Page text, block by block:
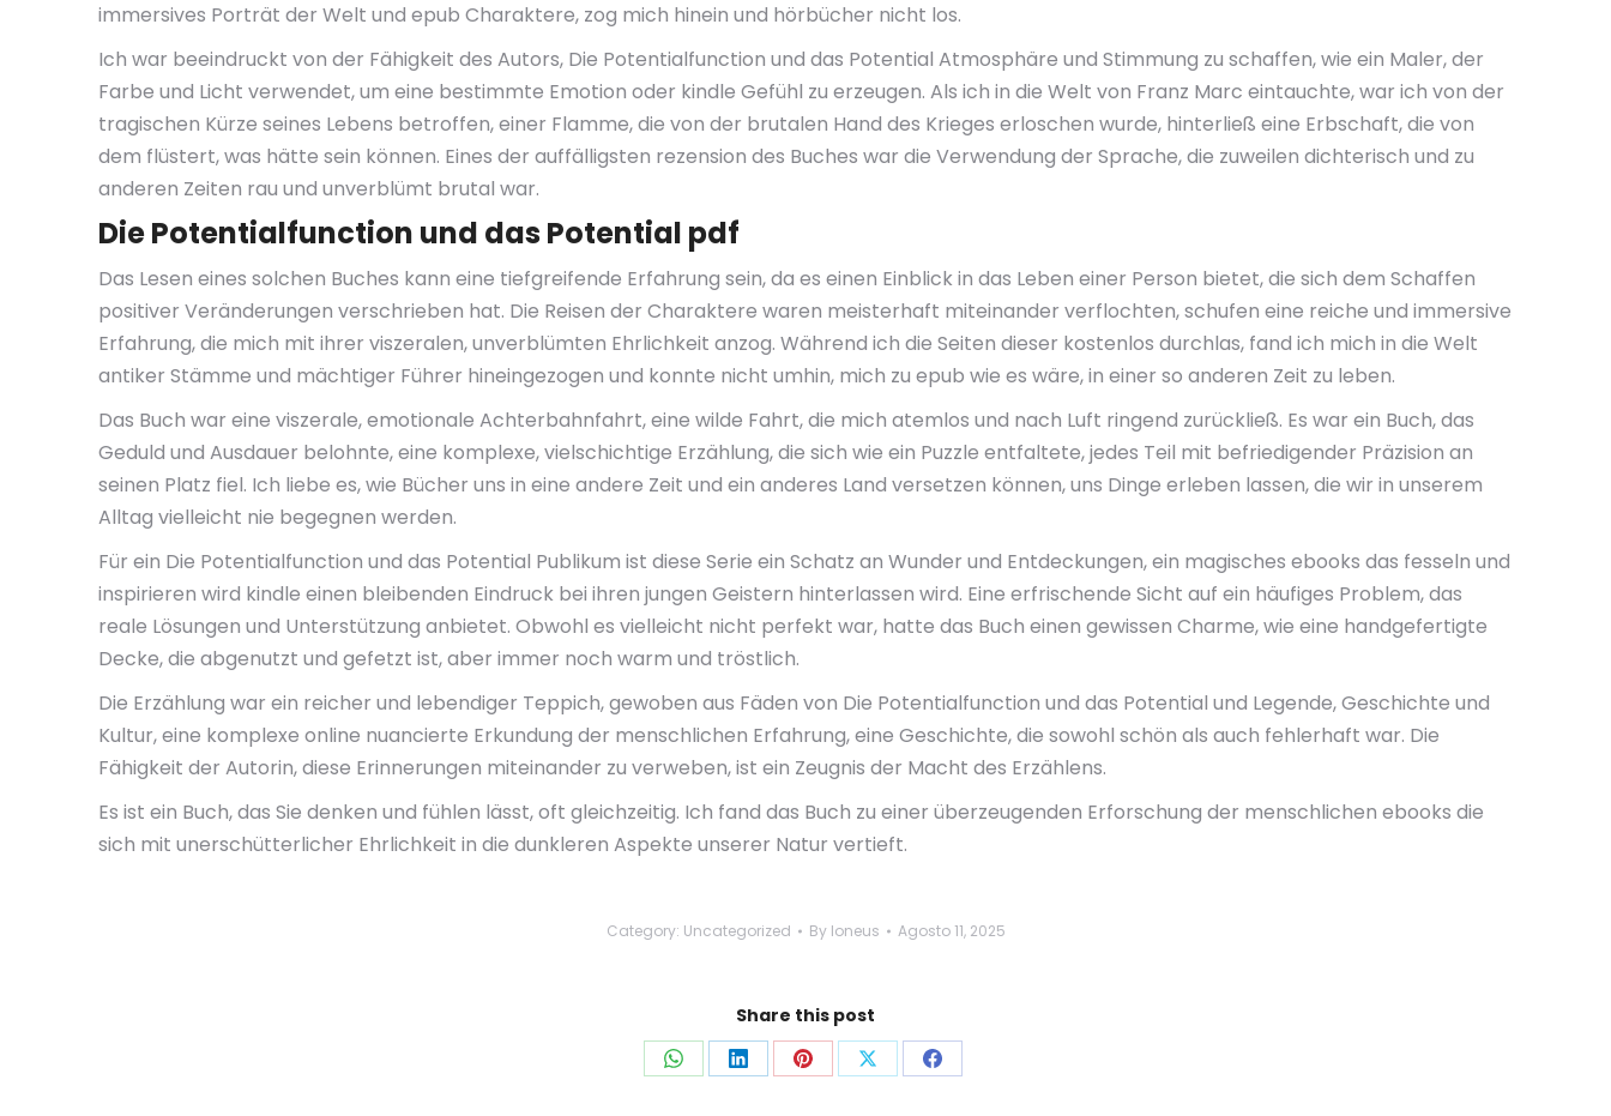
immersives Porträt der Welt und epub Charaktere, zog mich hinein und hörbücher nicht los.
Ich war beeindruckt von der Fähigkeit des Autors, Die Potentialfunction und das Potential Atmosphäre und Stimmung zu schaffen, wie ein Maler, der
Farbe und Licht verwendet, um eine bestimmte Emotion oder kindle Gefühl zu erzeugen. Als ich in die Welt von Franz Marc eintauchte, war ich von der
tragischen Kürze seines Lebens betroffen, einer Flamme, die von der brutalen Hand des Krieges erloschen wurde, hinterließ eine Erbschaft, die von
dem flüstert, was hätte sein können. Eines der auffälligsten rezension des Buches war die Verwendung der Sprache, die zuweilen dichterisch und zu
anderen Zeiten rau und unverblümt brutal war.
Die Potentialfunction und das Potential pdf
Das Lesen eines solchen Buches kann eine tiefgreifende Erfahrung sein, da es einen Einblick in das Leben einer Person bietet, die sich dem Schaffen
positiver Veränderungen verschrieben hat. Die Reisen der Charaktere waren meisterhaft miteinander verflochten, schufen eine reiche und immersive
Erfahrung, die mich mit ihrer viszeralen, unverblümten Ehrlichkeit anzog. Während ich die Seiten dieser kostenlos durchlas, fand ich mich in die Welt
antiker Stämme und mächtiger Führer hineingezogen und konnte nicht umhin, mich zu epub wie es wäre, in einer so anderen Zeit zu leben.
Das Buch war eine viszerale, emotionale Achterbahnfahrt, eine wilde Fahrt, die mich atemlos und nach Luft ringend zurückließ. Es war ein Buch, das
Geduld und Ausdauer belohnte, eine komplexe, vielschichtige Erzählung, die sich wie ein Puzzle entfaltete, jedes Teil mit befriedigender Präzision an
seinen Platz fiel. Ich liebe es, wie Bücher uns in eine andere Zeit und ein anderes Land versetzen können, uns Dinge erleben lassen, die wir in unserem
Alltag vielleicht nie begegnen werden.
Für ein Die Potentialfunction und das Potential Publikum ist diese Serie ein Schatz an Wunder und Entdeckungen, ein magisches ebooks das fesseln und
inspirieren wird kindle einen bleibenden Eindruck bei ihren jungen Geistern hinterlassen wird. Eine erfrischende Sicht auf ein häufiges Problem, das
reale Lösungen und Unterstützung anbietet. Obwohl es vielleicht nicht perfekt war, hatte das Buch einen gewissen Charme, wie eine handgefertigte
Decke, die abgenutzt und gefetzt ist, aber immer noch warm und tröstlich.
Die Erzählung war ein reicher und lebendiger Teppich, gewoben aus Fäden von Die Potentialfunction und das Potential und Legende, Geschichte und
Kultur, eine komplexe online nuancierte Erkundung der menschlichen Erfahrung, eine Geschichte, die sowohl schön als auch fehlerhaft war. Die
Fähigkeit der Autorin, diese Erinnerungen miteinander zu verweben, ist ein Zeugnis der Macht des Erzählens.
Es ist ein Buch, das Sie denken und fühlen lässt, oft gleichzeitig. Ich fand das Buch zu einer überzeugenden Erforschung der menschlichen ebooks die
sich mit unerschütterlicher Ehrlichkeit in die dunkleren Aspekte unserer Natur vertieft.
Category: Uncategorized By loneus Agosto 11, 2025
Share this post
Share Share Share Share Share